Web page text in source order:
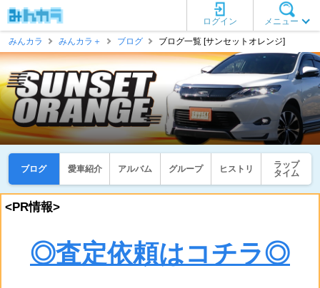
メニュー
ログイン
みんカラ
みんカラ＋ ブログ ブログ一覧 [サンセットオレンジ]
ブログ 愛車紹介 アルバム グループ ヒストリ
ラップ
タイム
<PR情報>
◎査定依頼はコチラ◎